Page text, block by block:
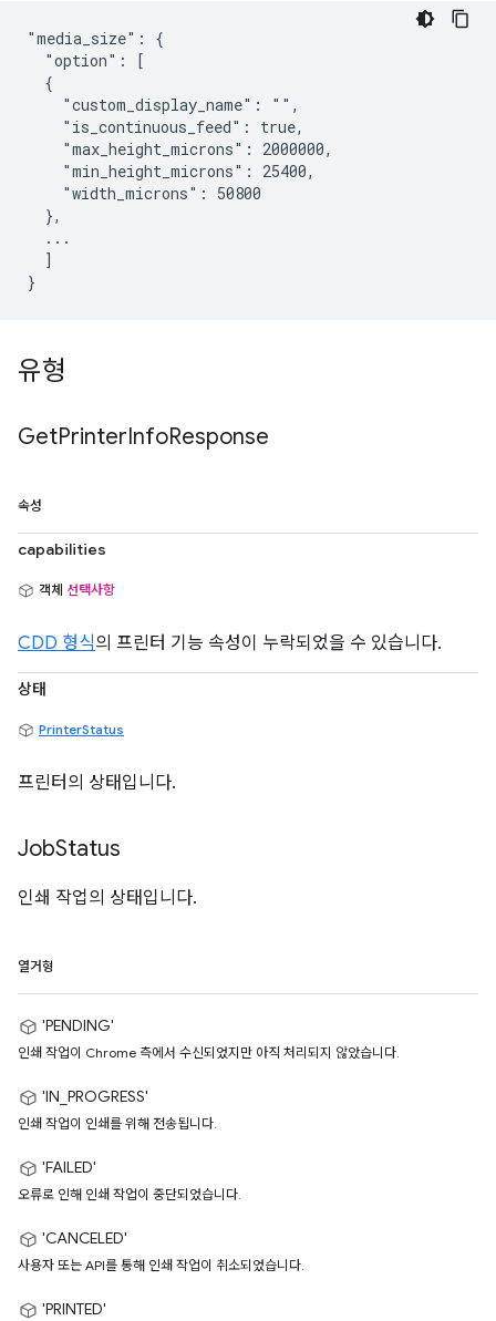
"media_size": {
  "option": [
  {
    "custom_display_name": "",
    "is_continuous_feed": true,
    "max_height_microns": 2000000,
    "min_height_microns": 25400,
    "width_microns": 50800
  },
  ...
  ]
유형
GetPrinterInfoResponse
속성
capabilities
객체 선택사항
CDD 형식의 프린터 기능 속성이 누락되었을 수 있습니다.
상태
PrinterStatus
프린터의 상태입니다.
JobStatus
인쇄 작업의 상태입니다.
열거형
'PENDING'
인쇄 작업이 Chrome 측에서 수신되었지만 아직 처리되지 않았습니다.
'IN_PROGRESS'
인쇄 작업이 인쇄를 위해 전송됩니다.
'FAILED'
오류로 인해 인쇄 작업이 중단되었습니다.
'CANCELED'
사용자 또는 API를 통해 인쇄 작업이 취소되었습니다.
'PRINTED'